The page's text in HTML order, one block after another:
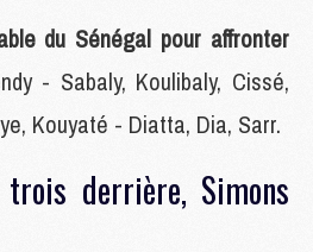
du Sénégal pour affronter
- Sabaly, Koulibaly, Cissé,
Kouyaté - Diatta, Dia, Sarr.
trois derrière, Simons